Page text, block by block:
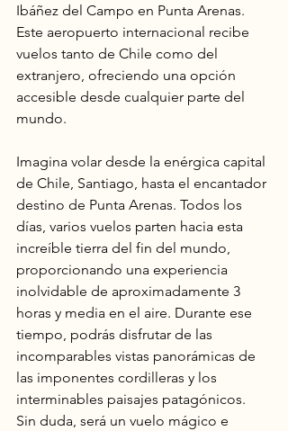
Ibáñez del Campo en Punta Arenas.
Este aeropuerto internacional recibe
vuelos tanto de Chile como del
extranjero, ofreciendo una opción
accesible desde cualquier parte del
mundo.
Imagina volar desde la enérgica capital
de Chile, Santiago, hasta el encantador
destino de Punta Arenas. Todos los
días, varios vuelos parten hacia esta
increíble tierra del fin del mundo,
proporcionando una experiencia
inolvidable de aproximadamente 3
horas y media en el aire. Durante ese
tiempo, podrás disfrutar de las
incomparables vistas panorámicas de
las imponentes cordilleras y los
interminables paisajes patagónicos.
Sin duda, será un vuelo mágico e